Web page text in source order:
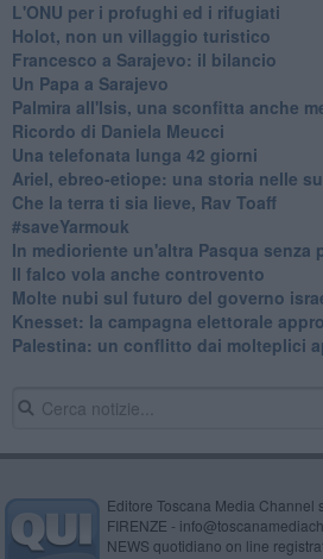
L'ONU per i profughi ed i rifugiati
Holot, non un villaggio turistico
Francesco a Sarajevo: il bilancio
Un Papa a Sarajevo
Palmira all'Isis, una sconfitta anche
Ricordo di Daniela Meucci
​Una telefonata lunga 42 giorni
​Ariel, ebreo-etiope: una storia nelle
Che la terra ti sia lieve, Rav Toaff
​#saveYarmouk
​In medioriente un'altra Pasqua senza
​Il falco vola anche controvento
Molte nubi sul futuro del governo
Knesset: la campagna elettorale
Palestina: un conflitto dai molteplici
Editore Toscana Media Channel
FIRENZE -
NEWS quotidiano on line